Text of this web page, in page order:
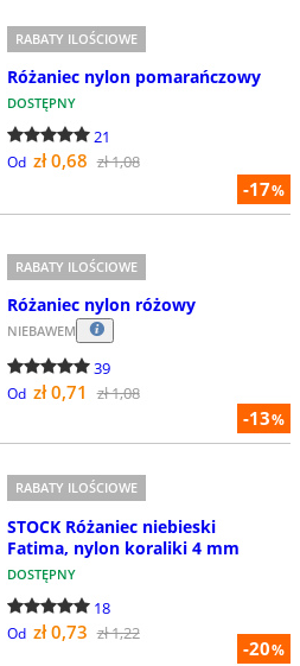
-17%
RABATY ILOŚCIOWE
Różaniec nylon pomarańczowy
DOSTĘPNY
21
Od zł 0,68 zł 1,08
-13%
RABATY ILOŚCIOWE
Różaniec nylon różowy
NIEBAWEM
39
Od zł 0,71 zł 1,08
-20%
RABATY ILOŚCIOWE
STOCK Różaniec niebieski
Fatima, nylon koraliki 4 mm
DOSTĘPNY
18
Od zł 0,73 zł 1,22